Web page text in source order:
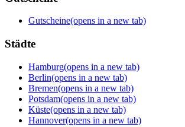
Gutscheine(opens in a new tab)
Städte
Hamburg(opens in a new tab)
Berlin(opens in a new tab)
Bremen(opens in a new tab)
Potsdam(opens in a new tab)
Küste(opens in a new tab)
Hannover(opens in a new tab)